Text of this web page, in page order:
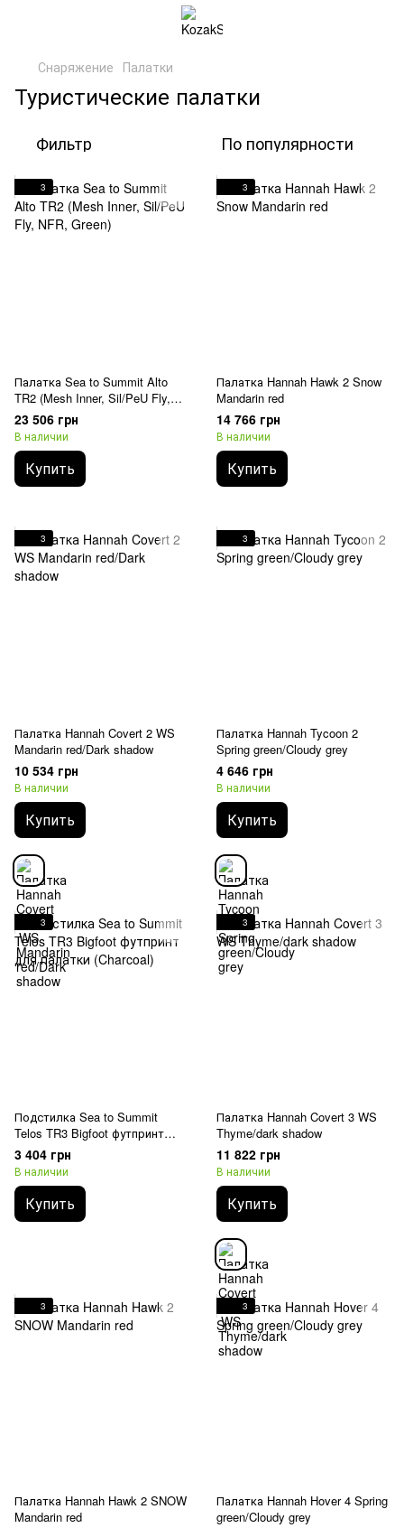
Снаряжение Палатки
Туристические палатки
Фильтр По популярности
3
Палатка Sea to Summit Alto
TR2 (Mesh Inner, Sil/PeU Fly,
NFR, Green)
23 506 грн
В наличии
Купить
3
Палатка Hannah Hawk 2 Snow
Mandarin red
14 766 грн
В наличии
Купить
3
Палатка Hannah Covert 2 WS
Mandarin red/Dark shadow
10 534 грн
В наличии
Купить
3
Палатка Hannah Tycoon 2
Spring green/Cloudy grey
4 646 грн
В наличии
Купить
3
Подстилка Sea to Summit
Telos TR3 Bigfoot футпринт
для палатки (Charcoal)
3 404 грн
В наличии
Купить
3
Палатка Hannah Covert 3 WS
Thyme/dark shadow
11 822 грн
В наличии
Купить
3
Палатка Hannah Hawk 2 SNOW
Mandarin red
3
Палатка Hannah Hover 4 Spring
green/Cloudy grey